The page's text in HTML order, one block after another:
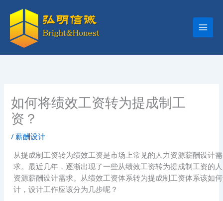
如何将绩效工资转为提成制工
资？
/薪酬设计
从提成制工资转为绩效工资是市场上常见的人力资源薪酬设计需
求。最近几年，逐渐出现了一些从绩效工资转为提成制工资的
资源薪酬设计需求。从绩效工资体系转为提成制工资体系该如
计，设计工作应该分为几步呢？